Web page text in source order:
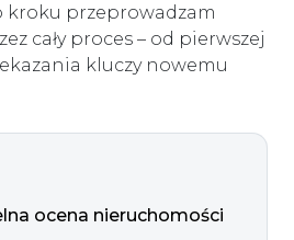
kroku przeprowadzam
cały proces – od pierwszej
kluczy nowemu
ocena nieruchomości